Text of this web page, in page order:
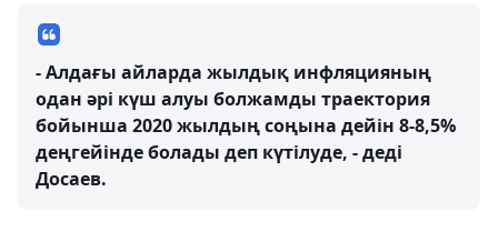
- Алдағы айларда жылдық инфляцияның
одан әрі күш алуы болжамды траектория
бойынша 2020 жылдың соңына дейін 8-8,5%
деңгейінде болады деп күтілуде, - деді
Досаев.